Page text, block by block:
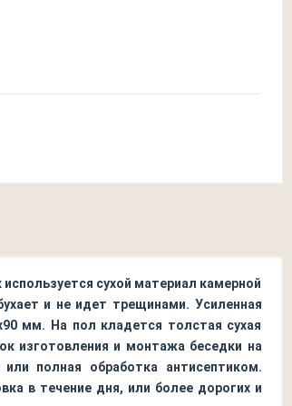
сухой материал камерной
и не идет трещинами. Усиленная
мм. На пол кладется толстая сухая
изготовления и монтажа беседки на
полная обработка антисептиком.
в течение дня, или более дорогих и